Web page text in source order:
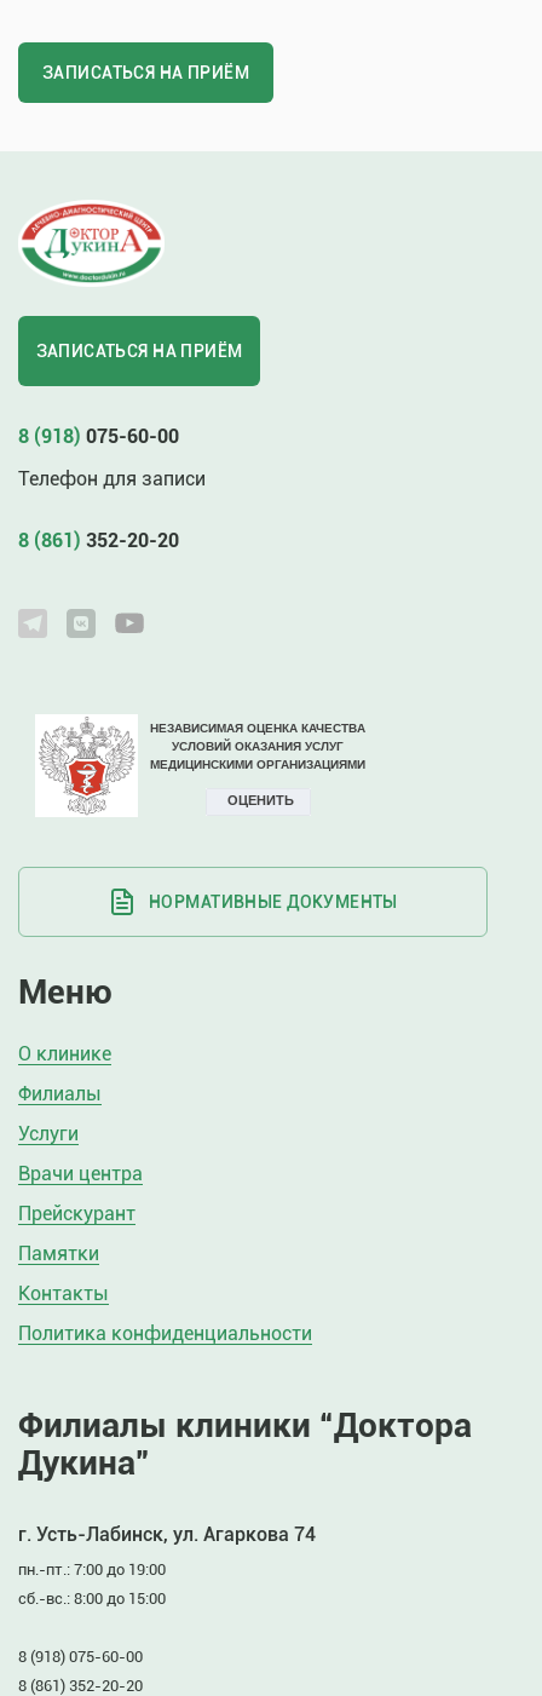
ЗАПИСАТЬСЯ НА ПРИЁМ
ЗАПИСАТЬСЯ НА ПРИЁМ
8 (918) 075-60-00
Телефон для записи
8 (861) 352-20-20
НОРМАТИВНЫЕ ДОКУМЕНТЫ
Меню
О клинике
Филиалы
Услуги
Врачи центра
Прейскурант
Памятки
Контакты
Политика конфиденциальности
Филиалы клиники “Доктора
Дукина”
г. Усть-Лабинск, ул. Агаркова 74
пн.-пт.: 7:00 до 19:00
сб.-вс.: 8:00 до 15:00
8 (918) 075-60-00
8 (861) 352-20-20